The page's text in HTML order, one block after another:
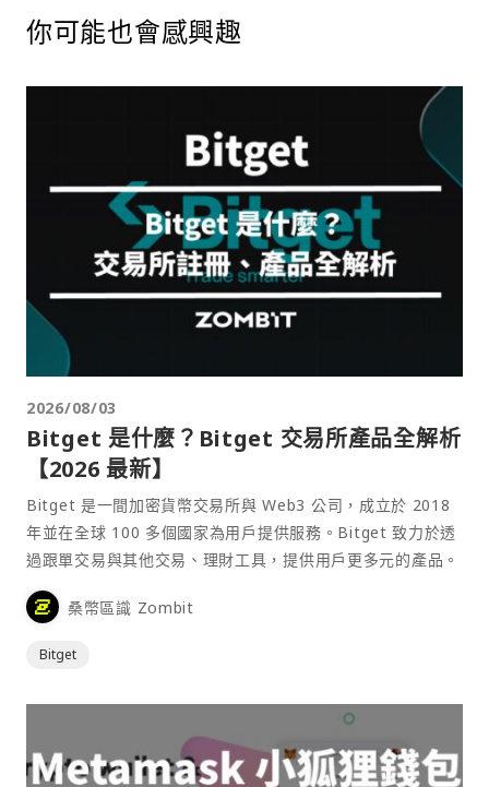
你可能也會感興趣
2026/08/03
Bitget 是什麼？Bitget 交易所產品全解析
【2026 最新】
Bitget 是一間加密貨幣交易所與 Web3 公司，成立於 2018
年並在全球 100 多個國家為用戶提供服務。Bitget 致力於透
過跟單交易與其他交易、理財工具，提供用戶更多元的產品。
桑幣區識 Zombit
Bitget